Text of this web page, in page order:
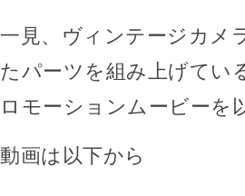
一見、ヴィンテージカメ
たパーツを組み上げてい
ロモーションムービーを
動画は以下から